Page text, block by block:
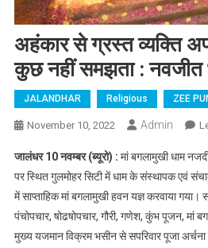
अहंकार से ग्रस्त व्यक्ति
कुछ नहीं समझता : नवजीत
JALANDHAR Religious ZEE
November 10, 2022 Admin
जालंधर 10 नवम्बर (ब्यूरो) : मां बगलामुखी धाम
पर स्थित गुलमोहर सिटी में धाम के संस्थापक एवं
में साप्ताहिक मां बगलामुखी हवन यज्ञ करवाया
पंचोपचार, षोढषोपचार, गौरी, गणेश, कुंभ पूजन, मां
मुख्य यजमान विक्रम भसीन से सपरिवार पूजा